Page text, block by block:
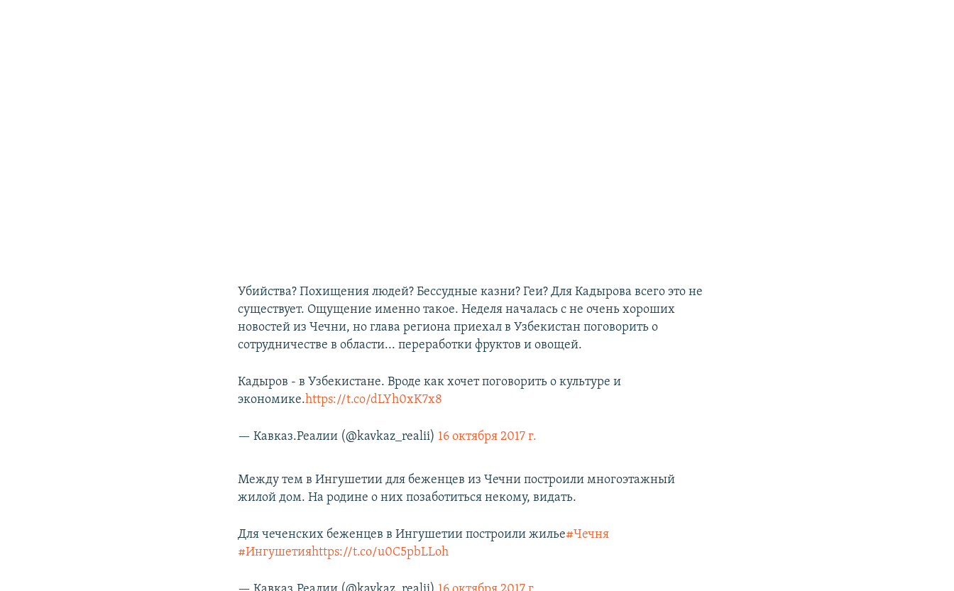
Убийства? Похищения людей? Бессудные казни? Геи? Для Кадырова всего это не
существует. Ощущение именно такое. Неделя началась с не очень хороших
новостей из Чечни, но глава региона приехал в Узбекистан поговорить о
сотрудничестве в области... переработки фруктов и овощей.
Кадыров - в Узбекистане. Вроде как хочет поговорить о культуре и
экономике.https://t.co/dLYh0xK7x8
— Кавказ.Реалии (@kavkaz_realii) 16 октября 2017 г.
Между тем в Ингушетии для беженцев из Чечни построили многоэтажный
жилой дом. На родине о них позаботиться некому, видать.
Для чеченских беженцев в Ингушетии построили жилье#Чечня
#Ингушетияhttps://t.co/u0C5pbLLoh